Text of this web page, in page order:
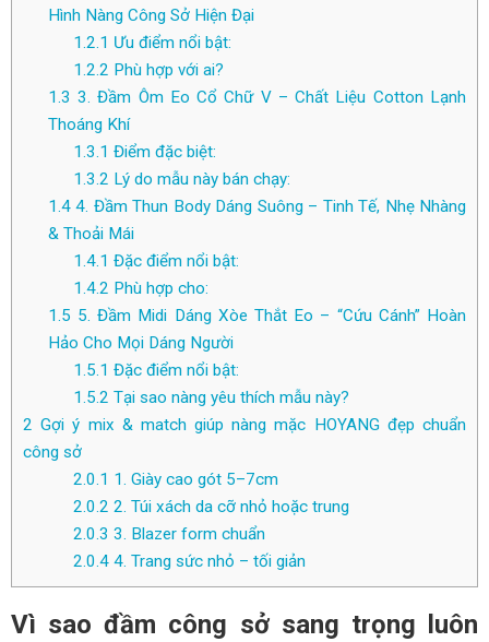
Hình Nàng Công Sở Hiện Đại
1.2.1 Ưu điểm nổi bật:
1.2.2 Phù hợp với ai?
1.3 3. Đầm Ôm Eo Cổ Chữ V – Chất Liệu Cotton Lạnh
Thoáng Khí
1.3.1 Điểm đặc biệt:
1.3.2 Lý do mẫu này bán chạy:
1.44. Đầm Thun Body Dáng Suông – Tinh Tế, Nhẹ Nhàng
& Thoải Mái
1.4.1 Đặc điểm nổi bật:
1.4.2 Phù hợp cho:
1.5 5. Đầm Midi Dáng Xòe Thắt Eo – “Cứu Cánh” Hoàn
Hảo Cho Mọi Dáng Người
1.5.1 Đặc điểm nổi bật:
1.5.2 Tại sao nàng yêu thích mẫu này?
2 Gợi ý mix & match giúp nàng mặc HOYANG đẹp chuẩn
công sở
2.0.1 1. Giày cao gót 5–7cm
2.0.2 2. Túi xách da cỡ nhỏ hoặc trung
2.0.3 3. Blazer form chuẩn
2.0.44. Trang sức nhỏ – tối giản
Vì sao đầm công sở sang trọng luôn